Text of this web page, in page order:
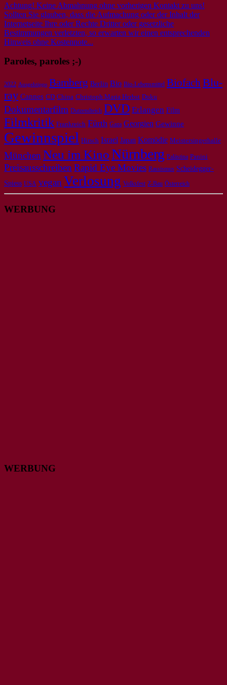
Achtung! Keine Abmahnung ohne vorherigen Kontakt zu uns!
Sollten Sie glauben, dass die Aufmachung oder der Inhalt der
Internetseite Ihre oder Rechte Dritter oder gesetzliche
Bestimmungen verletzten, so erwarten wir einen entsprechenden
Hinweis ohne Kostennote...
Paroles, paroles ;-)
2022 Ausgehtipps Bamberg Berlin Bio Bio-Lebensmittel Biofach Blu-
ray Cannes CD China Christoph Maria Herbst Doku
Dokumentarfilm Dutzendteich DVD Erlangen Film
Filmkritik Frankreich Fürth Gaza Georgien Gewinne
Gewinnspiel Hirsch Israel Japan Komödie Meistersingerhalle
München Neu im KinoNürnberg Palästina Panini
Preisausschreiben Rapid Eye Movies Rassismus Scheidegger-
Spiess USA vegan Verlosung Volksfest Z-Bau Österreich
WERBUNG
WERBUNG